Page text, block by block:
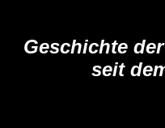
Geschichte
seit